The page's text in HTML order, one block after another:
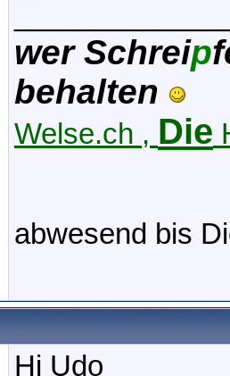
wer Schreip
behalten
Welse.ch , Die
abwesend bis
Hi Udo